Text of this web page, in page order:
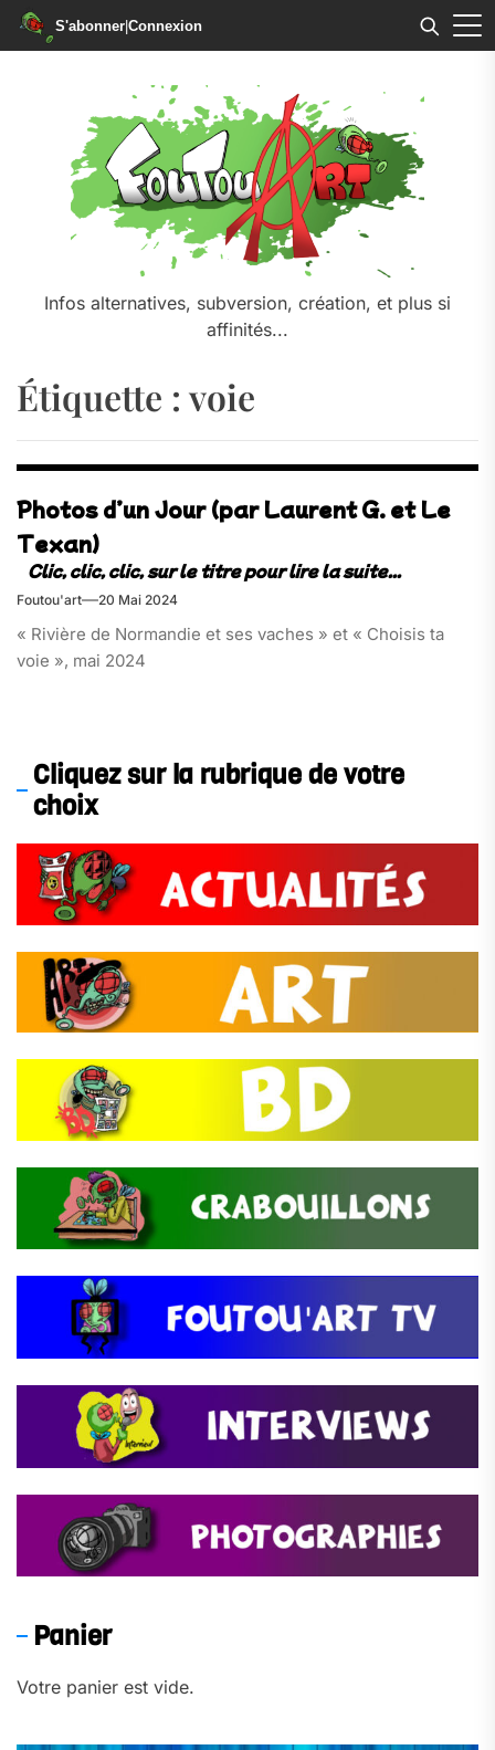
S'abonner|Connexion
Infos alternatives, subversion, création, et plus si
affinités...
Étiquette : voie
Photos d’un Jour (par Laurent G. et Le
Texan)
Foutou'art 20 Mai 2024
« Rivière de Normandie et ses vaches » et « Choisis ta
voie », mai 2024
Cliquez sur la rubrique de votre
choix
Panier
Votre panier est vide.